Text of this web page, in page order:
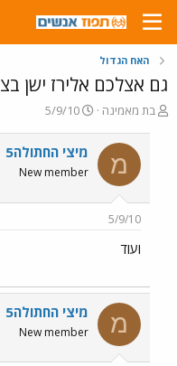
האח הגדול
גם אצלכם אלירז ישן
פ
בת מאמינה
פ
ס
ם
ת
5/9/10
מ מיצי החתולה5
New member
5/9/10
ועוד
מ מיצי החתולה5
New member